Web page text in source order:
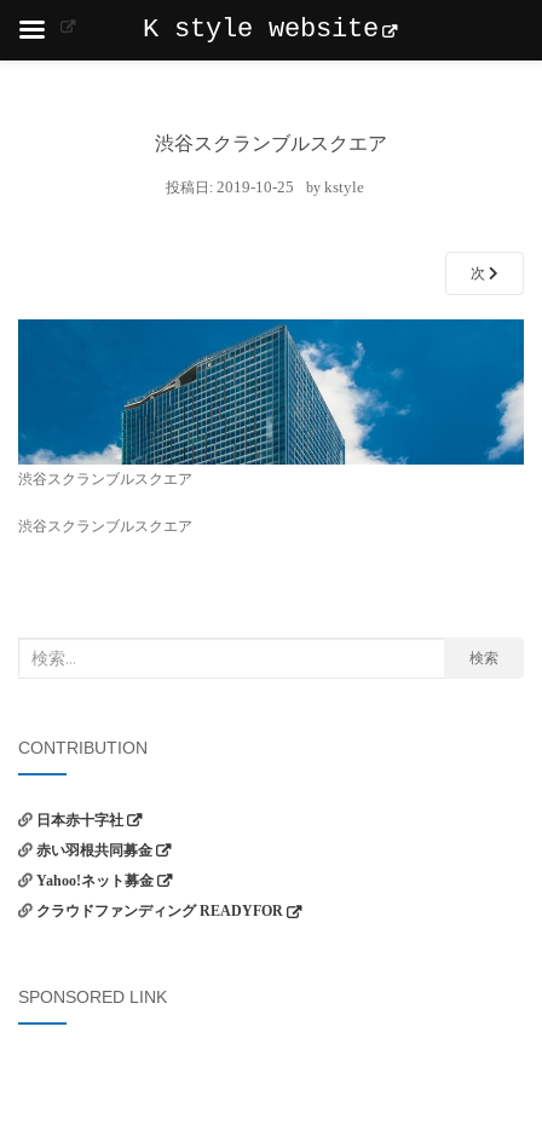
渋谷スクランブルスクエア
投稿日: 2019-10-25 by kstyle
次
渋谷スクランブルスクエア
渋谷スクランブルスクエア
検索
CONTRIBUTION
日本赤十字社
赤い羽根共同募金
Yahoo!ネット募金
クラウドファンディング READYFOR
SPONSORED LINK
K style website